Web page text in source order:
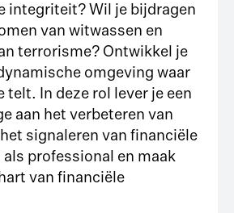
integriteit? Wil je bijdragen
van witwassen en
terrorisme? Ontwikkel je
omgeving waar
telt. In deze rol lever je een
aan het verbeteren van
signaleren van financiële
als professional en maak
van financiële